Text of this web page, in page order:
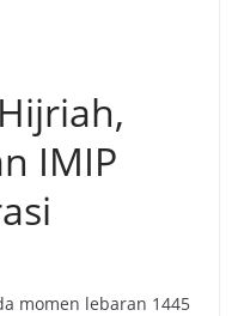
IMIP
momen lebaran 1445